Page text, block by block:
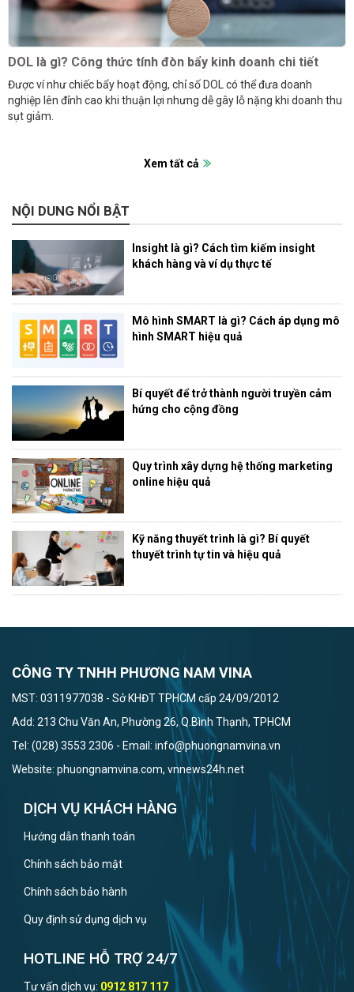
DOL là gì? Công thức tính đòn bẩy kinh doanh chi tiết
Được ví như chiếc bẩy hoạt động, chỉ số DOL có thể đưa doanh
nghiệp lên đỉnh cao khi thuận lợi nhưng dễ gây lỗ nặng khi doanh thu
sụt giảm.
Xem tất cả
NỘI DUNG NỔI BẬT
Insight là gì? Cách tìm kiếm insight
khách hàng và ví dụ thực tế
Mô hình SMART là gì? Cách áp dụng mô
hình SMART hiệu quả
Bí quyết để trở thành người truyền cảm
hứng cho cộng đồng
Quy trình xây dựng hệ thống marketing
online hiệu quả
Kỹ năng thuyết trình là gì? Bí quyết
thuyết trình tự tin và hiệu quả
CÔNG TY TNHH PHƯƠNG NAM VINA
MST: 0311977038 - Sở KHĐT TPHCM cấp 24/09/2012
Add: 213 Chu Văn An, Phường 26, Q.Bình Thạnh, TPHCM
Tel: (028) 3553 2306 - Email: info@phuongnamvina.vn
Website: phuongnamvina.com, vnnews24h.net
DỊCH VỤ KHÁCH HÀNG
Hướng dẫn thanh toán
Chính sách bảo mật
Chính sách bảo hành
Quy định sử dụng dịch vụ
HOTLINE HỖ TRỢ 24/7
Tư vấn dịch vụ: 0912 817 117